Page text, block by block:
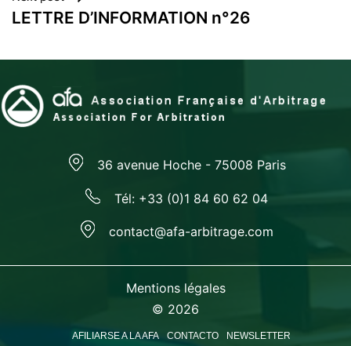
entradas
LETTRE D’INFORMATION n°26
36 avenue Hoche - 75008 Paris
Tél: +33 (0)1 84 60 62 04
contact@afa-arbitrage.com
Mentions légales
© 2026
AFILIARSE A LA AFA CONTACTO NEWSLETTER